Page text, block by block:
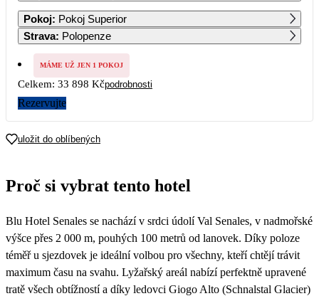
1 2 3
4 5 6 7 8 9 10
11 12 13
18 19 20 21 22 23 24
Pokoj: Pokoj Superior
Strava: Polopenze
MÁME UŽ JEN 1 POKOJ
Celkem: 33 898 Kčpodrobnosti
Rezervujte
uložit do oblíbených
Proč si vybrat tento hotel
Blu Hotel Senales se nachází v srdci údolí Val Senales, v nadmořské
výšce přes 2 000 m, pouhých 100 metrů od lanovek. Díky poloze
téměř u sjezdovek je ideální volbou pro všechny, kteří chtějí trávit
maximum času na svahu. Lyžařský areál nabízí perfektně upravené
tratě všech obtížností a díky ledovci Giogo Alto (Schnalstal Glacier)